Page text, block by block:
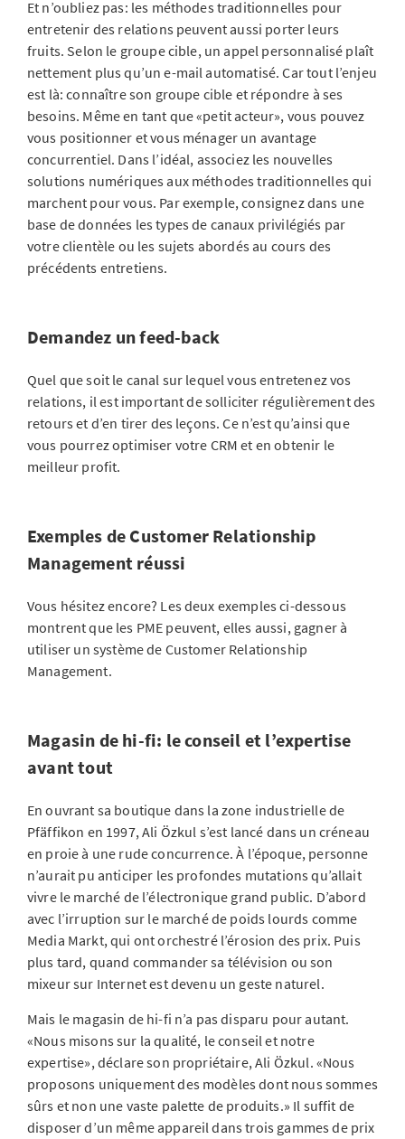
Et n’oubliez pas: les méthodes traditionnelles pour
entretenir des relations peuvent aussi porter leurs
fruits. Selon le groupe cible, un appel personnalisé plaît
nettement plus qu’un e-mail automatisé. Car tout l’enjeu
est là: connaître son groupe cible et répondre à ses
besoins. Même en tant que «petit acteur», vous pouvez
vous positionner et vous ménager un avantage
concurrentiel. Dans l’idéal, associez les nouvelles
solutions numériques aux méthodes traditionnelles qui
marchent pour vous. Par exemple, consignez dans une
base de données les types de canaux privilégiés par
votre clientèle ou les sujets abordés au cours des
précédents entretiens.
Demandez un feed-back
Quel que soit le canal sur lequel vous entretenez vos
relations, il est important de solliciter régulièrement des
retours et d’en tirer des leçons. Ce n’est qu’ainsi que
vous pourrez optimiser votre CRM et en obtenir le
meilleur profit.
Exemples de Customer Relationship
Management réussi
Vous hésitez encore? Les deux exemples ci-dessous
montrent que les PME peuvent, elles aussi, gagner à
utiliser un système de Customer Relationship
Management.
Magasin de hi-fi: le conseil et l’expertise
avant tout
En ouvrant sa boutique dans la zone industrielle de
Pfäffikon en 1997, Ali Özkul s’est lancé dans un créneau
en proie à une rude concurrence. À l’époque, personne
n’aurait pu anticiper les profondes mutations qu’allait
vivre le marché de l’électronique grand public. D’abord
avec l’irruption sur le marché de poids lourds comme
Media Markt, qui ont orchestré l’érosion des prix. Puis
plus tard, quand commander sa télévision ou son
mixeur sur Internet est devenu un geste naturel.
Mais le magasin de hi-fi n’a pas disparu pour autant.
«Nous misons sur la qualité, le conseil et notre
expertise», déclare son propriétaire, Ali Özkul. «Nous
proposons uniquement des modèles dont nous sommes
sûrs et non une vaste palette de produits.» Il suffit de
disposer d’un même appareil dans trois gammes de prix